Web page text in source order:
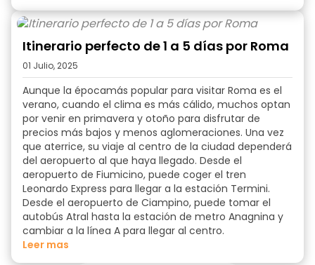
Itinerario perfecto de 1 a 5 días por Roma
01 Julio, 2025
Aunque la épocamás popular para visitar Roma es el
verano, cuando el clima es más cálido, muchos optan
por venir en primavera y otoño para disfrutar de
precios más bajos y menos aglomeraciones. Una vez
que aterrice, su viaje al centro de la ciudad dependerá
del aeropuerto al que haya llegado. Desde el
aeropuerto de Fiumicino, puede coger el tren
Leonardo Express para llegar a la estación Termini.
Desde el aeropuerto de Ciampino, puede tomar el
autobús Atral hasta la estación de metro Anagnina y
cambiar a la línea A para llegar al centro.
Leer mas